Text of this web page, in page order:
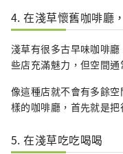
4. 在淺草懷舊咖啡廳
淺草有很多古早味咖啡
些店充滿魅力，但空間
像這種店就不會有多餘
樣的咖啡廳，首先就是把
5. 在淺草吃吃喝喝